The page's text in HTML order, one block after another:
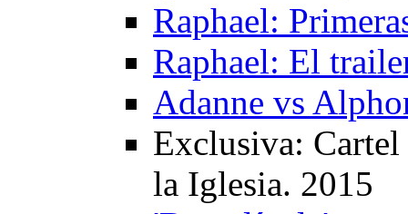
Raphael:
Raphael: El
Adanne vs
Exclusiva:
la Iglesia. 2015